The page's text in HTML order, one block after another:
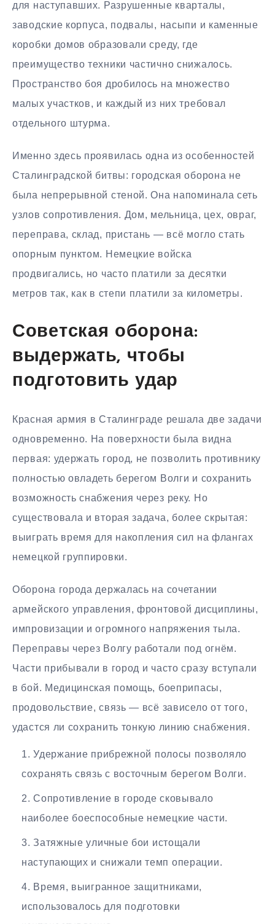
для наступавших. Разрушенные кварталы,
заводские корпуса, подвалы, насыпи и каменные
коробки домов образовали среду, где
преимущество техники частично снижалось.
Пространство боя дробилось на множество
малых участков, и каждый из них требовал
отдельного штурма.
Именно здесь проявилась одна из особенностей
Сталинградской битвы: городская оборона не
была непрерывной стеной. Она напоминала сеть
узлов сопротивления. Дом, мельница, цех, овраг,
переправа, склад, пристань — всё могло стать
опорным пунктом. Немецкие войска
продвигались, но часто платили за десятки
метров так, как в степи платили за километры.
Советская оборона:
выдержать, чтобы
подготовить удар
Красная армия в Сталинграде решала две задачи
одновременно. На поверхности была видна
первая: удержать город, не позволить противнику
полностью овладеть берегом Волги и сохранить
возможность снабжения через реку. Но
существовала и вторая задача, более скрытая:
выиграть время для накопления сил на флангах
немецкой группировки.
Оборона города держалась на сочетании
армейского управления, фронтовой дисциплины,
импровизации и огромного напряжения тыла.
Переправы через Волгу работали под огнём.
Части прибывали в город и часто сразу вступали
в бой. Медицинская помощь, боеприпасы,
продовольствие, связь — всё зависело от того,
удастся ли сохранить тонкую линию снабжения.
Удержание прибрежной полосы позволяло
сохранять связь с восточным берегом Волги.
Сопротивление в городе сковывало
наиболее боеспособные немецкие части.
Затяжные уличные бои истощали
наступающих и снижали темп операции.
Время, выигранное защитниками,
использовалось для подготовки